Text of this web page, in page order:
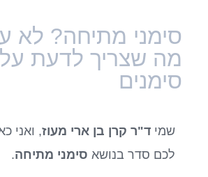
סימני מתיחה? לא
מה שצריך לדעת
סימנים
שמי ד"ר קרן בן ארי מעוז, ואני
לכם סדר בנושא סימני מתיחה.